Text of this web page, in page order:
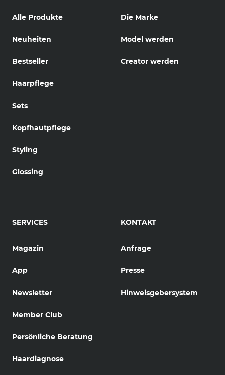
Alle Produkte
Neuheiten
Bestseller
Haarpflege
Sets
Kopfhautpflege
Styling
Glossing
Die Marke
Model werden
Creator werden
SERVICES
Magazin
App
Newsletter
Member Club
Persönliche Beratung
Haardiagnose
KONTAKT
Anfrage
Presse
Hinweisgebersystem